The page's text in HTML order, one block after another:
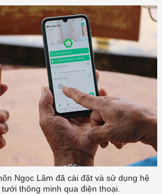
Ngọc Lâm đã cài đặt và sử dụng hệ
thông minh qua điện thoại.